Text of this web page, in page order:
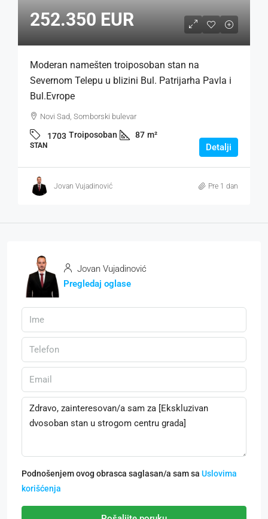
252.350 EUR
Moderan namešten troiposoban stan na
Severnom Telepu u blizini Bul. Patrijarha Pavla i
Bul.Evrope
Novi Sad, Somborski bulevar
1703 Troiposoban 87 m²
STAN Detalji
Jovan Vujadinović Pre 1 dan
Jovan Vujadinović
Pregledaj oglase
Podnošenjem ovog obrasca saglasan/a sam sa Uslovima
korišćenja